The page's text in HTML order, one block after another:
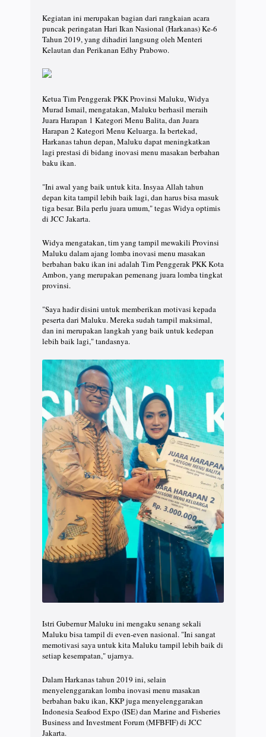
Kegiatan ini merupakan bagian dari rangkaian acara
puncak peringatan Hari Ikan Nasional (Harkanas) Ke-6
Tahun 2019, yang dihadiri langsung oleh Menteri
Kelautan dan Perikanan Edhy Prabowo.
Ketua Tim Penggerak PKK Provinsi Maluku, Widya
Murad Ismail, mengatakan, Maluku berhasil meraih
Juara Harapan 1 Kategori Menu Balita, dan Juara
Harapan 2 Kategori Menu Keluarga. Ia bertekad,
Harkanas tahun depan, Maluku dapat meningkatkan
lagi prestasi di bidang inovasi menu masakan berbahan
baku ikan.
"Ini awal yang baik untuk kita. Insyaa Allah tahun
depan kita tampil lebih baik lagi, dan harus bisa masuk
tiga besar. Bila perlu juara umum," tegas Widya optimis
di JCC Jakarta.
Widya mengatakan, tim yang tampil mewakili Provinsi
Maluku dalam ajang lomba inovasi menu masakan
berbahan baku ikan ini adalah Tim Penggerak PKK Kota
Ambon, yang merupakan pemenang juara lomba tingkat
provinsi.
"Saya hadir disini untuk memberikan motivasi kepada
peserta dari Maluku. Mereka sudah tampil maksimal,
dan ini merupakan langkah yang baik untuk kedepan
lebih baik lagi," tandasnya.
Istri Gubernur Maluku ini mengaku senang sekali
Maluku bisa tampil di even-even nasional. "Ini sangat
memotivasi saya untuk kita Maluku tampil lebih baik di
setiap kesempatan," ujarnya.
Dalam Harkanas tahun 2019 ini, selain
menyelenggarakan lomba inovasi menu masakan
berbahan baku ikan, KKP juga menyelenggarakan
Indonesia Seafood Expo (ISE) dan Marine and Fisheries
Business and Investment Forum (MFBFIF) di JCC
Jakarta.